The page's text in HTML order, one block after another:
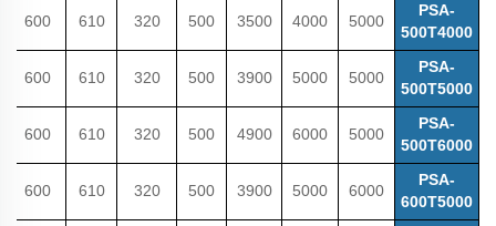
PSA-
500T4000
5000
4000
3500
500
320
610
600
PSA-
500T5000
5000
5000
3900
500
320
610
600
PSA-
500T6000
5000
6000
4900
500
320
610
600
PSA-
600T5000
6000
5000
3900
500
320
610
600